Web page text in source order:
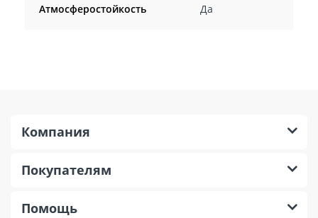
Атмосферостойкость Да
Компания
Покупателям
Помощь